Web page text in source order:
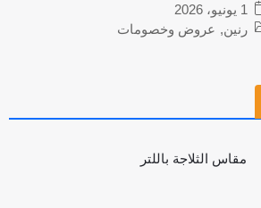
1 يونيو، 2026
رنين, عروض وخصومات